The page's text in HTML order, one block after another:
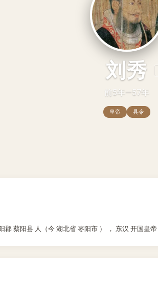
刘秀
前5年—57年
皇帝 县令
蔡阳县 人（今 湖北省 枣阳市 ） ， 东汉 开国皇帝